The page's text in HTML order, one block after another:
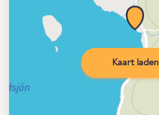
Kaart laden